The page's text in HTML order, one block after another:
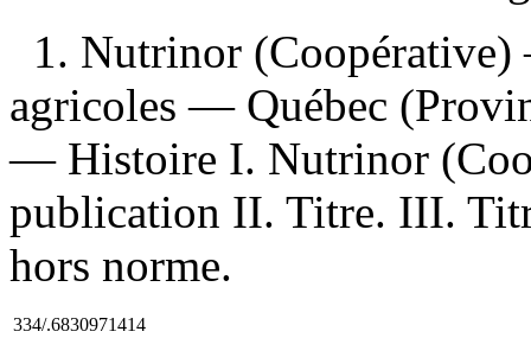
1. Nutrinor
agricoles — Québec
— Histoire I. Nutrinor
publication II. Titre. III.
hors norme.
334/.6830971414